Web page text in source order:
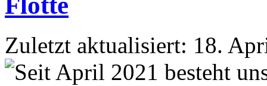
Zuletzt aktualisiert: 18.